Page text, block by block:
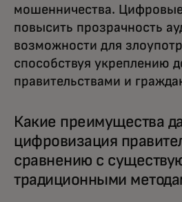
мошенничества.
повысить прозрачность
возможности для
способствуя укреплению
правительствами и
Какие преимущества
цифровизация
сравнению с
традиционными